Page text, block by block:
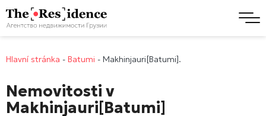
Hlavní stránka - Batumi - Makhinjauri[Batumi].
Nemovitosti v
Makhinjauri[Batumi]